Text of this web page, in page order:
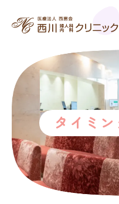
タイミン